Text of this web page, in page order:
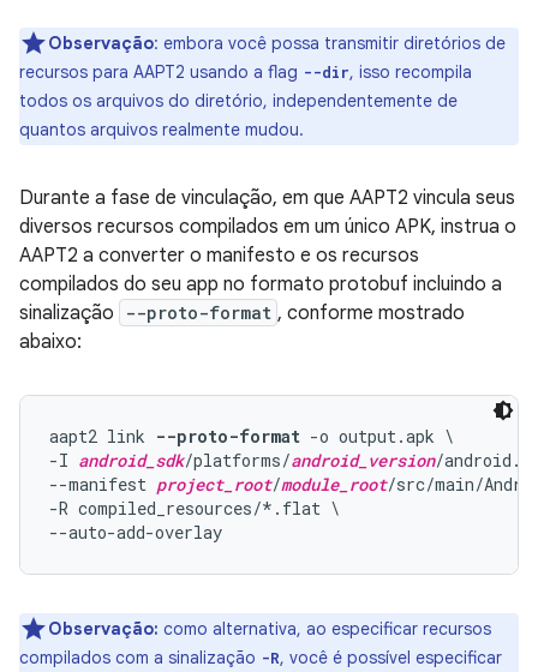
Observação: embora você possa transmitir diretórios de
recursos para AAPT2 usando a flag --dir, isso recompila
todos os arquivos do diretório, independentemente de
quantos arquivos realmente mudou.
Durante a fase de vinculação, em que AAPT2 vincula seus
diversos recursos compilados em um único APK, instrua o
AAPT2 a converter o manifesto e os recursos
compilados do seu app no formato protobuf incluindo a
sinalização
--proto-format , conforme mostrado
abaixo:
aapt2 link --proto-format -o output.apk \
-I android_sdk/platforms/android_version/
--manifest project_root/module_root/src/main/
-R compiled_resources/*.flat \
Observação: como alternativa, ao especificar recursos
compilados com a sinalização -R, você é possível especificar